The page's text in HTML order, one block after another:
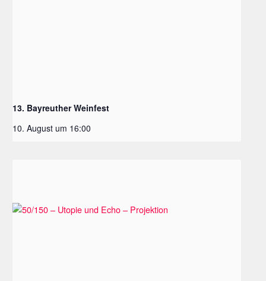
13. Bayreuther Weinfest
10. August um 16:00